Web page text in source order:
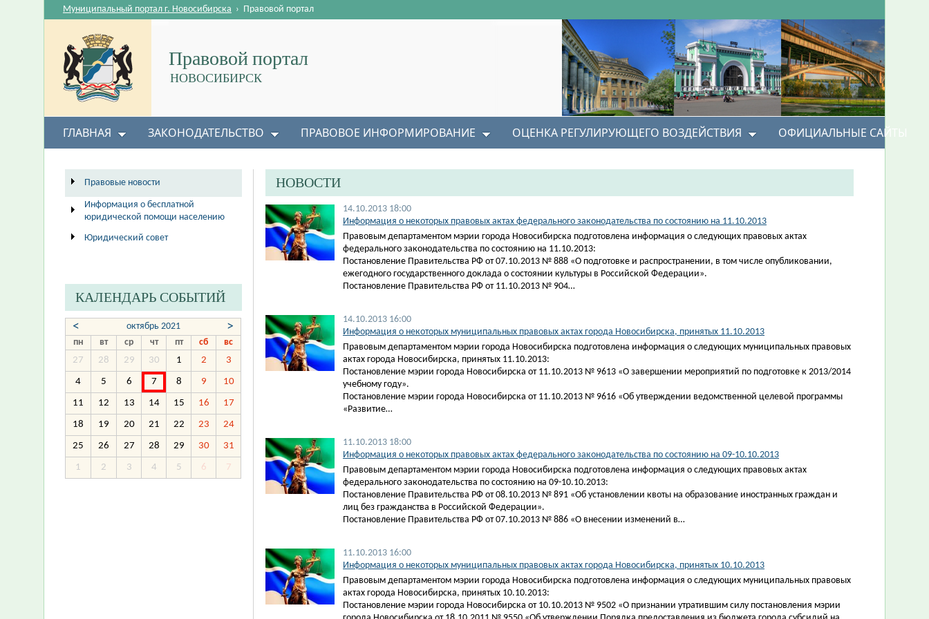
Правовой портал
НОВОСИБИРСК
Муниципальный портал г. Новосибирска › Правовой портал
ГЛАВНАЯ ЗАКОНОДАТЕЛЬСТВО ПРАВОВОЕ ИНФОРМИРОВАНИЕ ОЦЕНКА РЕГУЛИРУЮЩЕГО ВОЗДЕЙСТВИЯ ОФИЦИАЛЬНЫЕ САЙТЫ
НОВОСТИ
14.10.2013 18:00
Информация о некоторых правовых актах федерального законодательства по состоянию на 11.10.2013
Правовым департаментом мэрии города Новосибирска подготовлена информация о следующих правовых актах
федерального законодательства по состоянию на 11.10.2013:
Постановление Правительства РФ от 07.10.2013 № 888 «О подготовке и распространении, в том числе опубликовании,
ежегодного государственного доклада о состоянии культуры в Российской Федерации».
Постановление Правительства РФ от 11.10.2013 № 904…
14.10.2013 16:00
Информация о некоторых муниципальных правовых актах города Новосибирска, принятых 11.10.2013
Правовым департаментом мэрии города Новосибирска подготовлена информация о следующих муниципальных правовых
актах города Новосибирска, принятых 11.10.2013:
Постановление мэрии города Новосибирска от 11.10.2013 № 9613 «О завершении мероприятий по подготовке к 2013/2014
учебному году».
Постановление мэрии города Новосибирска от 11.10.2013 № 9616 «Об утверждении ведомственной целевой программы
«Развитие…
11.10.2013 18:00
Информация о некоторых правовых актах федерального законодательства по состоянию на 09-10.10.2013
Правовым департаментом мэрии города Новосибирска подготовлена информация о следующих правовых актах
федерального законодательства по состоянию на 09-10.10.2013:
Постановление Правительства РФ от 08.10.2013 № 891 «Об установлении квоты на образование иностранных граждан и
лиц без гражданства в Российской Федерации».
Постановление Правительства РФ от 07.10.2013 № 886 «О внесении изменений в…
11.10.2013 16:00
Информация о некоторых муниципальных правовых актах города Новосибирска, принятых 10.10.2013
Правовым департаментом мэрии города Новосибирска подготовлена информация о следующих муниципальных правовых
актах города Новосибирска, принятых 10.10.2013:
Постановление мэрии города Новосибирска от 10.10.2013 № 9502 «О признании утратившим силу постановления мэрии
Правовые новости
Информация о бесплатной
юридической помощи населению
Юридический совет
КАЛЕНДАРЬ СОБЫТИЙ
< октябрь 2021 >
пн вт ср чт пт сб
вс
27
28 29 30 1 2 3
4 5 6 7 8 9 10
11 12 13 14 15 16 17
18 19 20 21 22 23 24
25 26 27 28 29 30 31
1 2 3 4 5 6 7